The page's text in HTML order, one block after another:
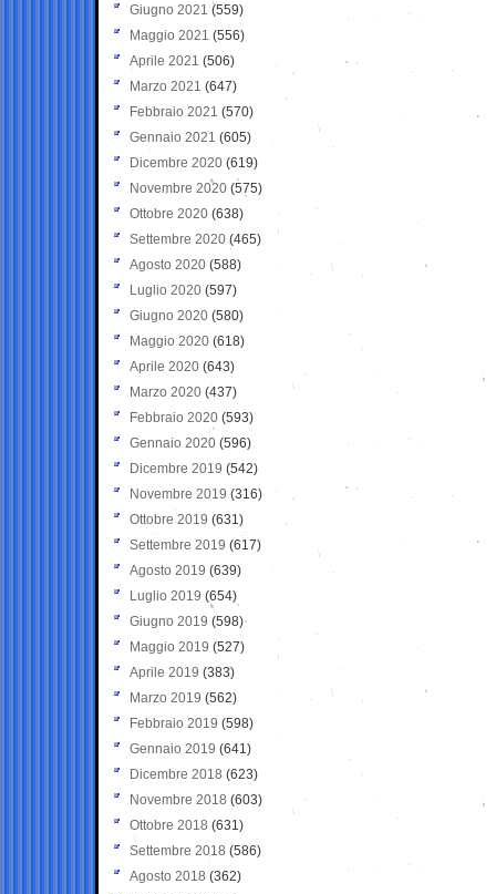
Giugno 2021(559)
Maggio 2021 (556)
Aprile 2021 (506)
Marzo 2021 (647)
Febbraio 2021 (570)
Gennaio 2021 (605)
Dicembre 2020 (619)
Novembre 2020 (575)
Ottobre 2020 (638)
Settembre 2020(465)
Agosto 2020 (588)
Luglio 2020 (597)
Giugno 2020 (580)
Maggio 2020 (618)
Aprile 2020 (643)
Marzo 2020 (437)
Febbraio 2020 (593)
Gennaio 2020 (596)
Dicembre 2019 (542)
Novembre 2019 (316)
Ottobre 2019 (631)
Settembre 2019 (617)
Agosto 2019 (639)
Luglio 2019 (654)
Giugno 2019 (598)
Maggio 2019 (527)
Aprile 2019 (383)
Marzo 2019 (562)
Febbraio 2019 (598)
Gennaio 2019 (641)
Dicembre 2018 (623)
Novembre 2018 (603)
Ottobre 2018 (631)
Settembre 2018 (586)
Agosto 2018 (362)